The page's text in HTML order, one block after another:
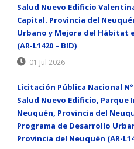
Salud Nuevo Edificio
Capital. Provincia del
Urbano y Mejora del Hábitat
(AR-L1420 – BID)
01 Jul 2026
Licitación Pública Nacional
Salud Nuevo Edificio,
Neuquén, Provincia del
Programa de Desarrollo
Provincia del Neuquén (AR-